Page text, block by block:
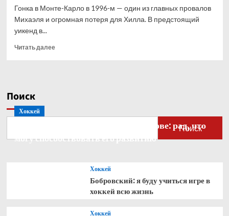
Гонка в Монте-Карло в 1996-м — один из главных провалов
Михаэля и огромная потеря для Хилла. В предстоящий
уикенд в...
Читать далееПрочитать
Поиск
Поиск
Хоккей
Бобровский — о голкипере Ахтямове: рад, что
могу способствовать его развитию
Хоккей
Бобровский: я буду учиться игре в
хоккей всю жизнь
Хоккей